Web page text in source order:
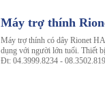
Máy trợ thính
Máy trợ thính có dây Rionet
dụng với người lớn tuổi. Thiết
Đt: 04.3999.8234 -